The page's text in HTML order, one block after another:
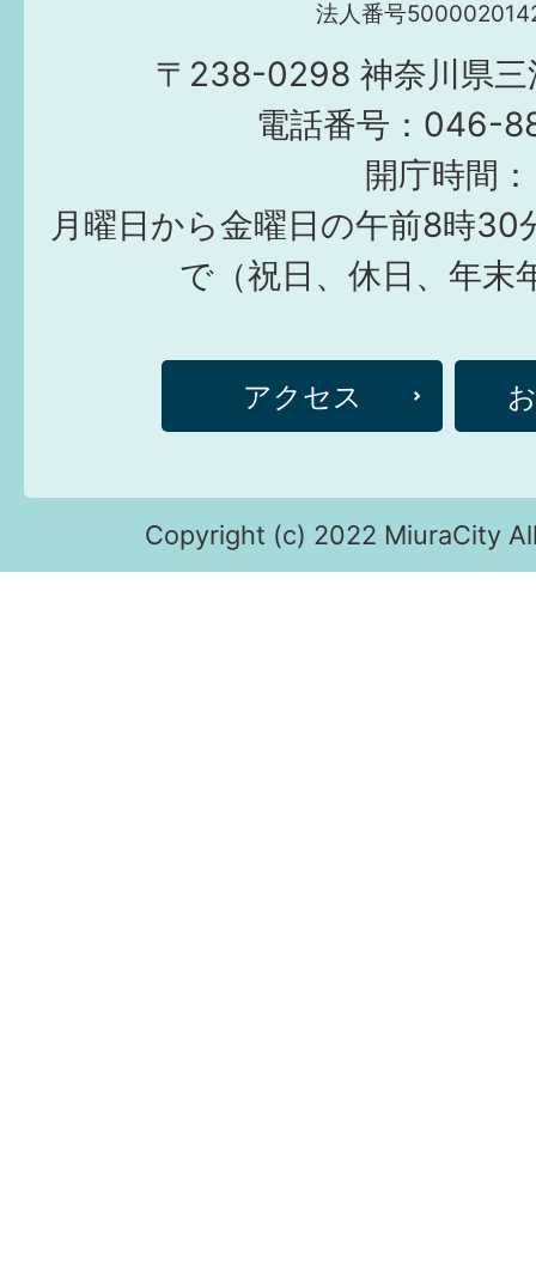
法人番号
〒238-0298 神奈川県三
電話番号：046-
開庁時間：
月曜日から金曜日の午前8時30
で（祝日、休日、年末
アクセス
Copyright (c) 2022 MiuraCity